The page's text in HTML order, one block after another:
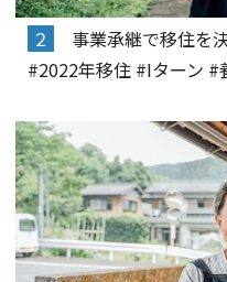
２
事業承継で移住を
#2022年移住 #Iターン #